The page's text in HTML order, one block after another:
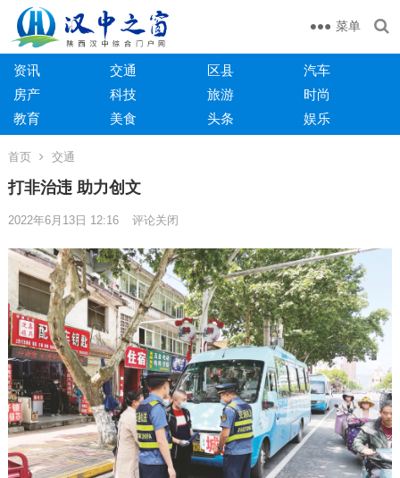
菜单
资讯 交通 区县
汽车
房产
科技 旅游
时尚
教育
美食 头条 娱乐
首页 交通
打非治违 助力创文
2022年6月13日 12:16 评论关闭